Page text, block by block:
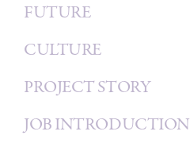
FUTURE
CULTURE
PROJECT STORY
JOB INTRODUCTION